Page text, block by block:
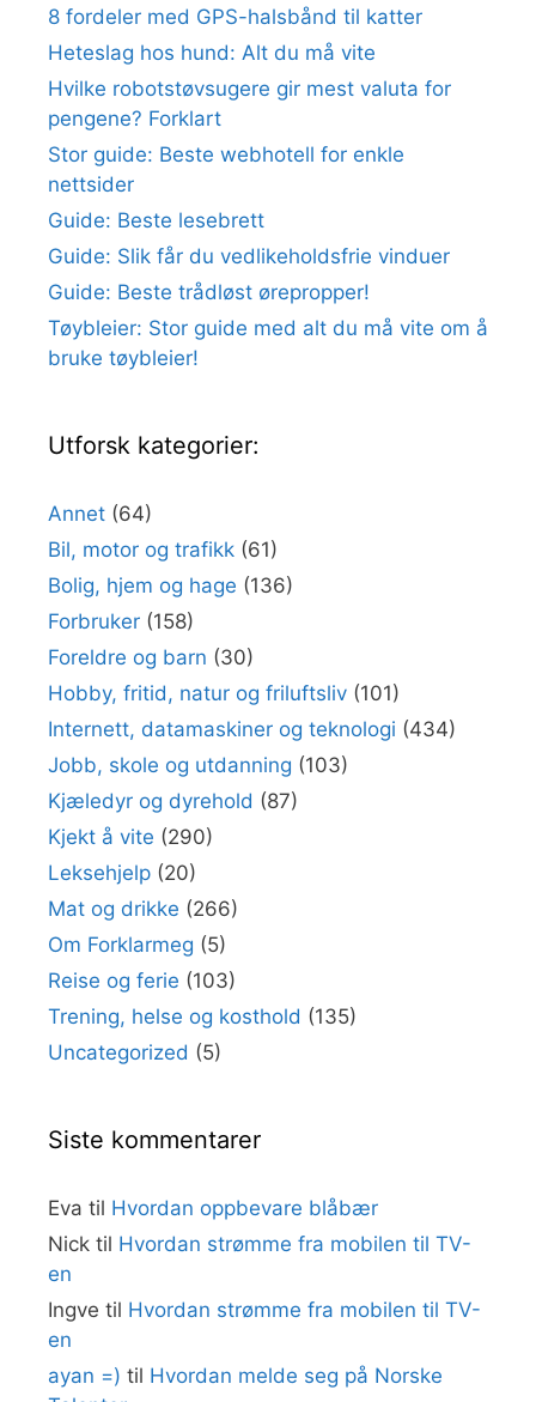
8 fordeler med GPS-halsbånd til katter
Heteslag hos hund: Alt du må vite
Hvilke robotstøvsugere gir mest valuta for
pengene? Forklart
Stor guide: Beste webhotell for enkle
nettsider
Guide: Beste lesebrett
Guide: Slik får du vedlikeholdsfrie vinduer
Guide: Beste trådløst ørepropper!
Tøybleier: Stor guide med alt du må vite om å
bruke tøybleier!
Utforsk kategorier:
Annet (64)
Bil, motor og trafikk (61)
Bolig, hjem og hage (136)
Forbruker (158)
Foreldre og barn (30)
Hobby, fritid, natur og friluftsliv (101)
Internett, datamaskiner og teknologi (434)
Jobb, skole og utdanning (103)
Kjæledyr og dyrehold (87)
Kjekt å vite (290)
Leksehjelp (20)
Mat og drikke (266)
Om Forklarmeg (5)
Reise og ferie (103)
Trening, helse og kosthold (135)
Uncategorized (5)
Siste kommentarer
Eva til Hvordan oppbevare blåbær
Nick til Hvordan strømme fra mobilen til TV-
en
Ingve til Hvordan strømme fra mobilen til TV-
en
ayan =) til Hvordan melde seg på Norske